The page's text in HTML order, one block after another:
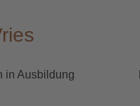
in Ausbildung